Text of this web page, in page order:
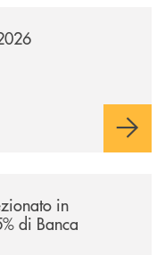
in
di Banca